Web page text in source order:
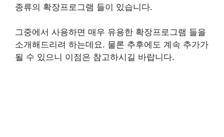
종류의 확장프로그램 들이 있습니다.
그중에서 사용하면 매우 유용한 확장프로그램 들을
소개해드리려 하는데요. 물론 추후에도 계속 추가가
될 수 있으니 이점은 참고하시길 바랍니다.